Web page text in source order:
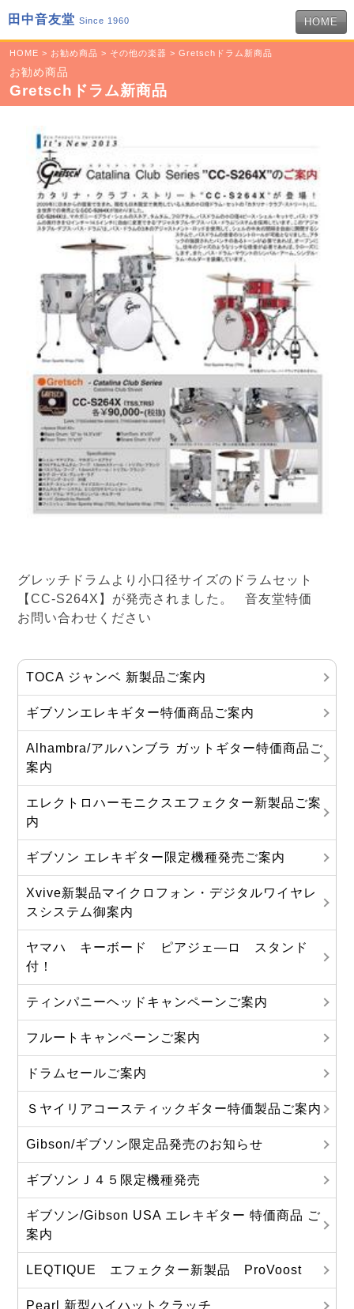
田中音友堂 Since 1960 HOME
HOME > お勧め商品 > その他の楽器 > Gretschドラム新商品
お勧め商品
Gretschドラム新商品
グレッチドラムより小口径サイズのドラムセット
【CC-S264X】が発売されました。 音友堂特価
お問い合わせください
TOCA ジャンベ 新製品ご案内
ギブソンエレキギター特価商品ご案内
Alhambra/アルハンブラ ガットギター特価商品ご
案内
エレクトロハーモニクスエフェクター新製品ご案
内
ギブソン エレキギター限定機種発売ご案内
Xvive新製品マイクロフォン・デジタルワイヤレ
スシステム御案内
ヤマハ キーボード ピアジェ―ロ スタンド
付！
ティンパニーヘッドキャンペーンご案内
フルートキャンペーンご案内
ドラムセールご案内
Ｓヤイリアコースティックギター特価製品ご案内
Gibson/ギブソン限定品発売のお知らせ
ギブソンＪ４５限定機種発売
ギブソン/Gibson USA エレキギター 特価商品 ご
案内
LEQTIQUE エフェクター新製品 ProVoost
Pearl 新型ハイハットクラッチ